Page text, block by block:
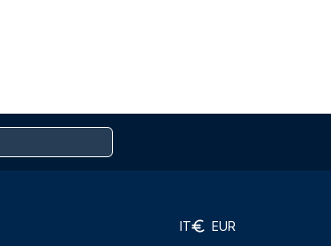
IT EUR